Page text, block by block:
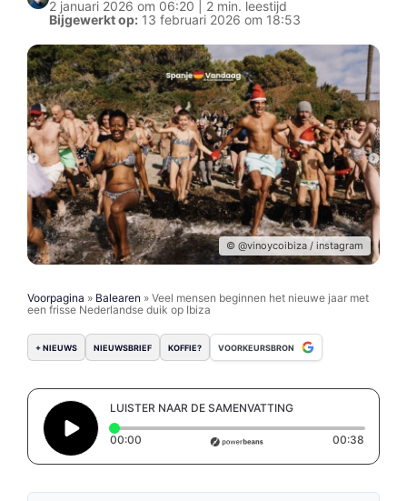
2 januari 2026 om 06:20 | 2 min. leestijd
Bijgewerkt op: 13 februari 2026 om 18:53
© @vinoycoibiza / instagram
Voorpagina » Balearen » Veel mensen beginnen het nieuwe jaar met
een frisse Nederlandse duik op Ibiza
+ NIEUWS NIEUWSBRIEF KOFFIE? VOORKEURSBRON
LUISTER NAAR DE SAMENVATTING
00:00 Elapsed time: 0 seconds 00:38